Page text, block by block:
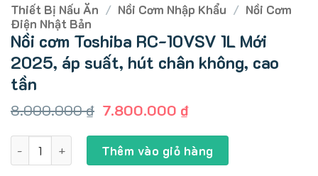
Thiết Bị Nấu Ăn / Nồi Cơm Nhập Khẩu / Nồi Cơm
Điện Nhật Bản
Nồi cơm Toshiba RC-10VSV 1L Mới
2025, áp suất, hút chân không, cao
tần
8.000.000₫ Giá
là:
8.000.000 ₫.
7.800.000 ₫Giá
tại
là:
7.800.000 ₫.
Nồi cơm Toshiba RC-10VSV 1L Mới 2025, áp suất, hút
Thêm vào giỏ hàng